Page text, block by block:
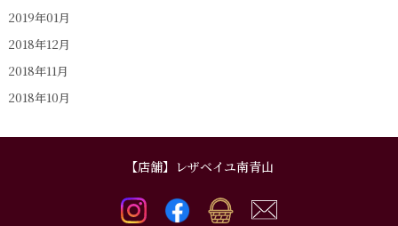
2019年01月
2018年12月
2018年11月
2018年10月
【店舗】レザベイユ南青山